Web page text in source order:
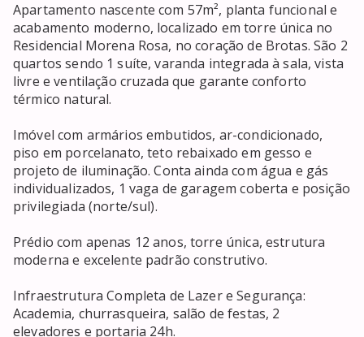
Apartamento nascente com 57m², planta funcional e
acabamento moderno, localizado em torre única no
Residencial Morena Rosa, no coração de Brotas. São 2
quartos sendo 1 suíte, varanda integrada à sala, vista
livre e ventilação cruzada que garante conforto
térmico natural.
Imóvel com armários embutidos, ar-condicionado,
piso em porcelanato, teto rebaixado em gesso e
projeto de iluminação. Conta ainda com água e gás
individualizados, 1 vaga de garagem coberta e posição
privilegiada (norte/sul).
Prédio com apenas 12 anos, torre única, estrutura
moderna e excelente padrão construtivo.
Infraestrutura Completa de Lazer e Segurança:
Academia, churrasqueira, salão de festas, 2
elevadores e portaria 24h.